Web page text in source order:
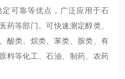
可靠等优点，广泛应用于石
药等部门。可快速测定醇类、
酸类、烷类、苯类、胺类、有
料等化工、石油、制药、农药